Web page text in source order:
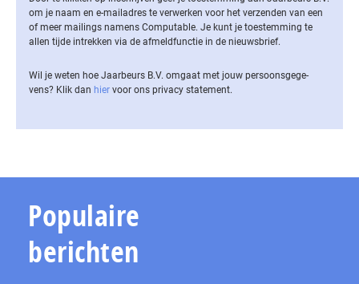
om je naam en e-mailadres te verwerken voor het verzenden van een
of meer mailings namens Computable. Je kunt je toestemming te
allen tijde intrekken via de af­meld­func­tie in de nieuwsbrief.
Wil je weten hoe Jaarbeurs B.V. omgaat met jouw per­soons­ge­ge­
vens? Klik dan hier voor ons privacy statement.
Populaire
berichten